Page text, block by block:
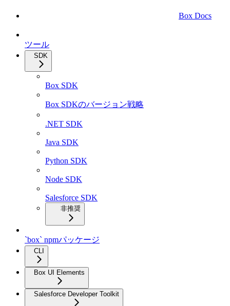
Box Docs
ツール
SDK
Box SDK
Box SDKのバージョン戦略
.NET SDK
Java SDK
Python SDK
Node SDK
Salesforce SDK
非推奨
`box` npmパッケージ
CLI
Box UI Elements
Salesforce Developer Toolkit